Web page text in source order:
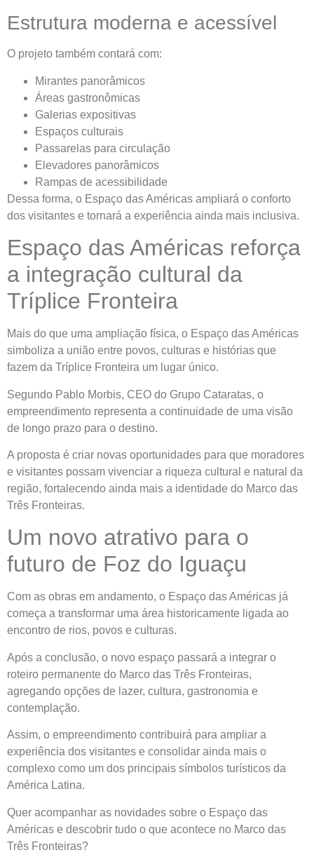
Estrutura moderna e acessível
O projeto também contará com:
Mirantes panorâmicos
Áreas gastronômicas
Galerias expositivas
Espaços culturais
Passarelas para circulação
Elevadores panorâmicos
Rampas de acessibilidade
Dessa forma, o Espaço das Américas ampliará o conforto
dos visitantes e tornará a experiência ainda mais inclusiva.
Espaço das Américas reforça
a integração cultural da
Tríplice Fronteira
Mais do que uma ampliação física, o Espaço das Américas
simboliza a união entre povos, culturas e histórias que
fazem da Tríplice Fronteira um lugar único.
Segundo Pablo Morbis, CEO do Grupo Cataratas, o
empreendimento representa a continuidade de uma visão
de longo prazo para o destino.
A proposta é criar novas oportunidades para que moradores
e visitantes possam vivenciar a riqueza cultural e natural da
região, fortalecendo ainda mais a identidade do Marco das
Três Fronteiras.
Um novo atrativo para o
futuro de Foz do Iguaçu
Com as obras em andamento, o Espaço das Américas já
começa a transformar uma área historicamente ligada ao
encontro de rios, povos e culturas.
Após a conclusão, o novo espaço passará a integrar o
roteiro permanente do Marco das Três Fronteiras,
agregando opções de lazer, cultura, gastronomia e
contemplação.
Assim, o empreendimento contribuirá para ampliar a
experiência dos visitantes e consolidar ainda mais o
complexo como um dos principais símbolos turísticos da
América Latina.
Quer acompanhar as novidades sobre o Espaço das
Américas e descobrir tudo o que acontece no Marco das
Três Fronteiras?